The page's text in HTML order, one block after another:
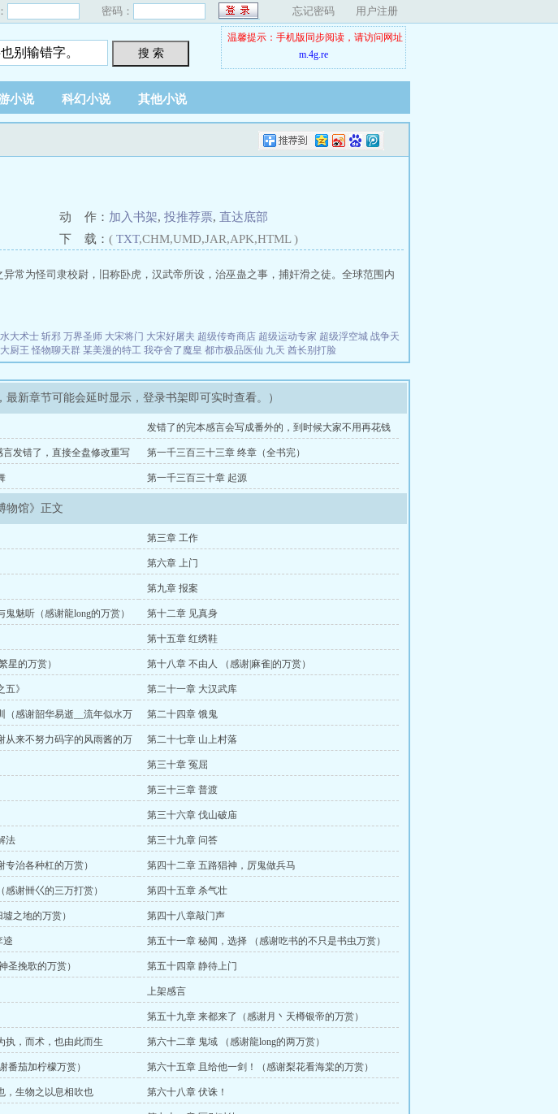
密码： 忘记密码 用户注册
搜 索
温馨提示：手机版同步阅读，请访问网址
m.4g.re
小说 科幻小说 其他小说
动 作： 加入书架, 投推荐票, 直达底部
下 载： ( TXT,CHM,UMD,JAR,APK,HTML )
常为怪司隶校尉，旧称卧虎，汉武帝所设，治巫蛊之事，捕奸滑之徒。全球范围内
大术士 斩邪 万界圣师 大宋将门 大宋好屠夫 超级传奇商店 超级运动专家 超级浮空城 战争天
厨王 怪物聊天群 某美漫的特工 我夺舍了魔皇 都市极品医仙 九天 酋长别打脸
最新章节可能会延时显示，登录书架即可实时查看。）
发错了的完本感言会写成番外的，到时候大家不用再花钱
看了。
发错了，直接全盘修改重写
第一千三百三十三章 终章（全书完）
第一千三百三十章 起源
物馆》正文
第三章 工作
第六章 上门
第九章 报案
魅听（感谢龍long的万赏） 第十二章 见真身
第十五章 红绣鞋
星的万赏） 第十八章 不由人 （感谢|麻雀|的万赏）
》 第二十一章 大汉武库
（感谢韶华易逝__流年似水万
第二十四章 饿鬼
从来不努力码字的风雨酱的万
第二十七章 山上村落
第三十章 冤屈
第三十三章 普渡
第三十六章 伐山破庙
法 第三十九章 问答
治各种杠的万赏） 第四十二章 五路猖神，厉鬼做兵马
谢卌巜的三万打赏） 第四十五章 杀气壮
之地的万赏） 第四十八章敲门声
逵 第五十一章 秘闻，选择 （感谢吃书的不只是书虫万赏）
圣挽歌的万赏） 第五十四章 静待上门
上架感言
第五十九章 来都来了（感谢月丶天樽银帝的万赏）
执，而术，也由此而生 第六十二章 鬼域 （感谢龍long的两万赏）
番茄加柠檬万赏） 第六十五章 且给他一剑！（感谢梨花看海棠的万赏）
，生物之以息相吹也 第六十八章 伏诛！